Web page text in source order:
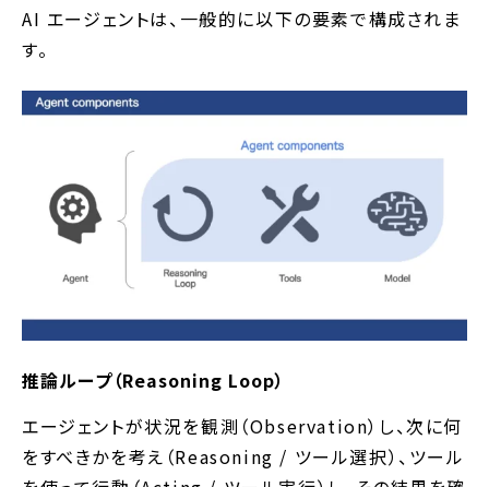
AI エージェントは、一般的に以下の要素で構成されま
す。
推論ループ（Reasoning Loop）
エージェントが状況を観測（Observation）し、次に何
をすべきかを考え（Reasoning / ツール選択）、ツール